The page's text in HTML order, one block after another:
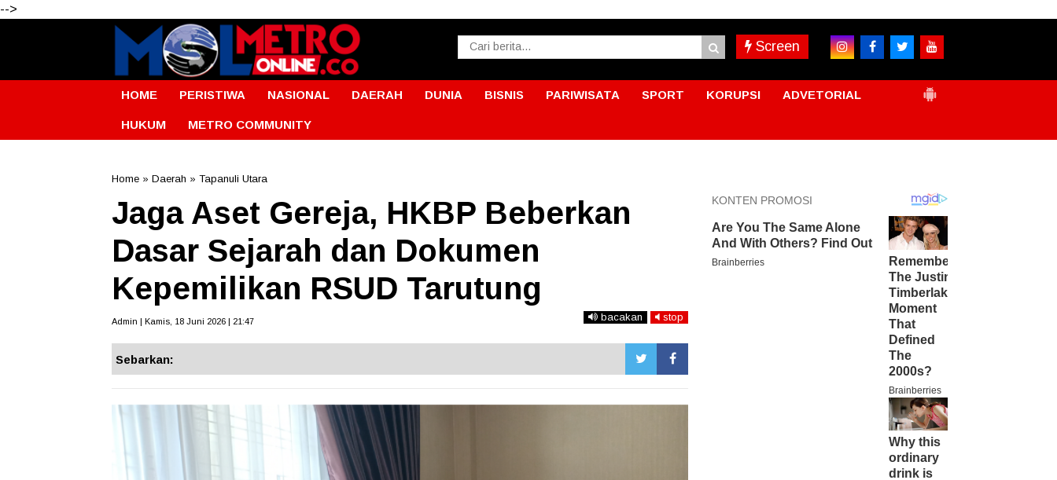
-->
Screen
HOME PERISTIWA NASIONAL DAERAH DUNIA BISNIS PARIWISATA SPORT KORUPSI ADVETORIAL
HUKUM METRO COMMUNITY
Home » Daerah » Tapanuli Utara
Jaga Aset Gereja, HKBP Beberkan
Dasar Sejarah dan Dokumen
Kepemilikan RSUD Tarutung
Admin | Kamis, 18 Juni 2026 | 21:47 bacakan stop
Sebarkan: